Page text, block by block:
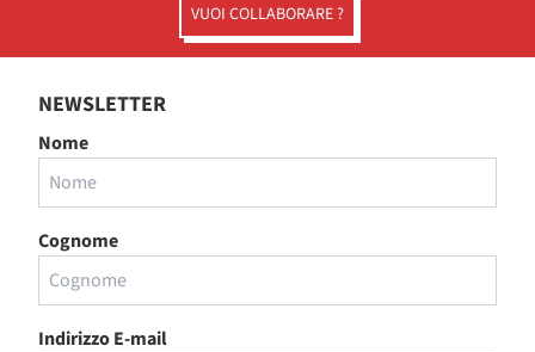
VUOI COLLABORARE ?
NEWSLETTER
Nome
Cognome
Indirizzo E-mail